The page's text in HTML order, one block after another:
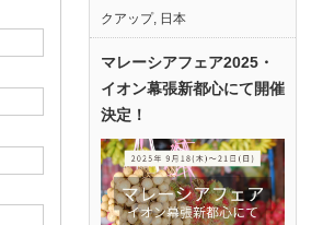
クアップ, 日本
マレーシアフェア2025・
イオン幕張新都心にて開催
決定！